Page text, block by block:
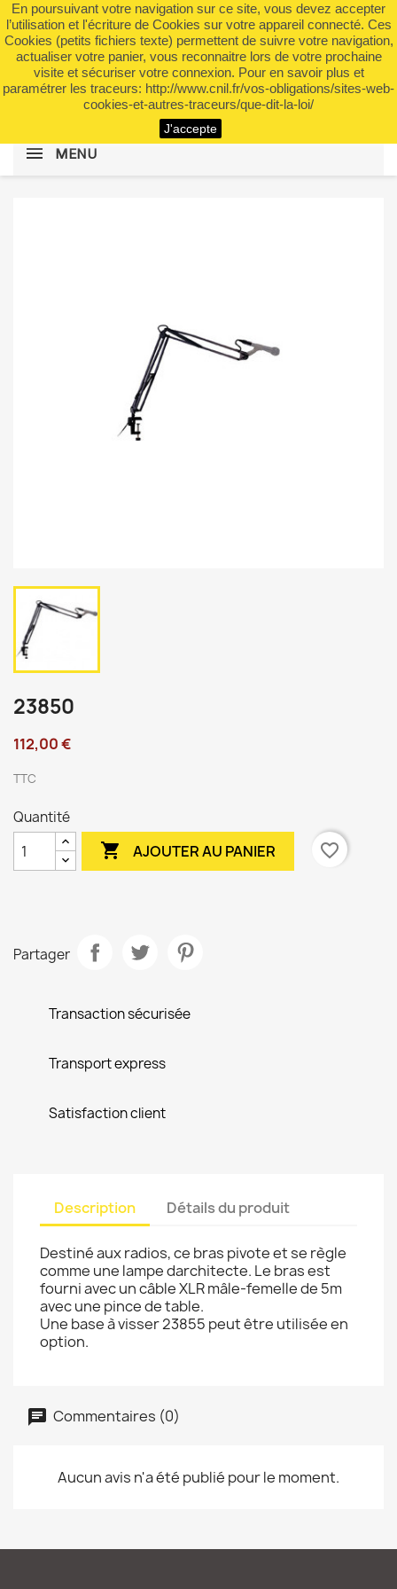
En poursuivant votre navigation sur ce site, vous devez accepter
l’utilisation et l'écriture de Cookies sur votre appareil connecté. Ces
Cookies (petits fichiers texte) permettent de suivre votre navigation,
actualiser votre panier, vous reconnaitre lors de votre prochaine
visite et sécuriser votre connexion. Pour en savoir plus et
paramétrer les traceurs: http://www.cnil.fr/vos-obligations/sites-web-
cookies-et-autres-traceurs/que-dit-la-loi/
J'accepte
 shopping_cart (0)

search
MENU
23850
112,00 €
TTC
Quantité
 AJOUTER AU PANIER favorite_border
Partager
Transaction sécurisée
Transport express
Satisfaction client
Description Détails du produit
Destiné aux radios, ce bras pivote et se règle
comme une lampe darchitecte. Le bras est
fourni avec un câble XLR mâle-femelle de 5m
avec une pince de table.
Une base à visser 23855 peut être utilisée en
option.
Commentaires (0)
Aucun avis n'a été publié pour le moment.